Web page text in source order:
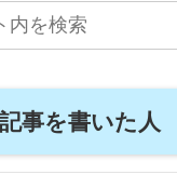
事を書いた人